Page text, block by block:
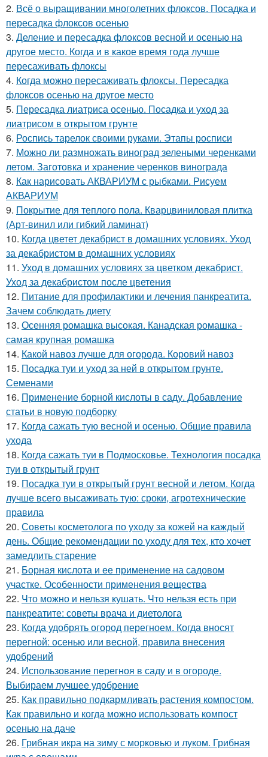
2. Всё о выращивании многолетних флоксов. Посадка и
пересадка флоксов осенью
3. Деление и пересадка флоксов весной и осенью на
другое место. Когда и в какое время года лучше
пересаживать флоксы
4. Когда можно пересаживать флоксы. Пересадка
флоксов осенью на другое место
5. Пересадка лиатриса осенью. Посадка и уход за
лиатрисом в открытом грунте
6. Роспись тарелок своими руками. Этапы росписи
7. Можно ли размножать виноград зелеными черенками
летом. Заготовка и хранение черенков винограда
8. Как нарисовать АКВАРИУМ с рыбками. Рисуем
АКВАРИУМ
9. Покрытие для теплого пола. Кварцвиниловая плитка
(Арт-винил или гибкий ламинат)
10. Когда цветет декабрист в домашних условиях. Уход
за декабристом в домашних условиях
11. Уход в домашних условиях за цветком декабрист.
Уход за декабристом после цветения
12. Питание для профилактики и лечения панкреатита.
Зачем соблюдать диету
13. Осенняя ромашка высокая. Канадская ромашка -
самая крупная ромашка
14. Какой навоз лучше для огорода. Коровий навоз
15. Посадка туи и уход за ней в открытом грунте.
Семенами
16. Применение борной кислоты в саду. Добавление
статьи в новую подборку
17. Когда сажать тую весной и осенью. Общие правила
ухода
18. Когда сажать туи в Подмосковье. Технология посадка
туи в открытый грунт
19. Посадка туи в открытый грунт весной и летом. Когда
лучше всего высаживать тую: сроки, агротехнические
правила
20. Советы косметолога по уходу за кожей на каждый
день. Общие рекомендации по уходу для тех, кто хочет
замедлить старение
21. Борная кислота и ее применение на садовом
участке. Особенности применения вещества
22. Что можно и нельзя кушать. Что нельзя есть при
панкреатите: советы врача и диетолога
23. Когда удобрять огород перегноем. Когда вносят
перегной: осенью или весной, правила внесения
удобрений
24. Использование перегноя в саду и в огороде.
Выбираем лучшее удобрение
25. Как правильно подкармливать растения компостом.
Как правильно и когда можно использовать компост
осенью на даче
26. Грибная икра на зиму с морковью и луком. Грибная